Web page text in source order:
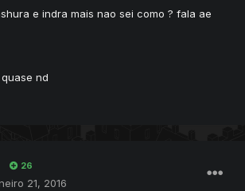
e indra mais nao sei como ? fala ae
nd
26
21, 2016